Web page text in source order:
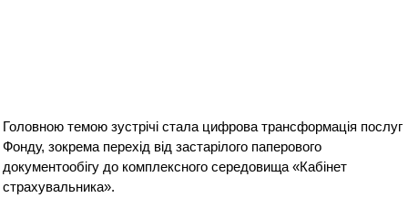
Головною темою зустрічі стала цифрова трансформація послуг
Фонду, зокрема перехід від застарілого паперового
документообігу до комплексного середовища «Кабінет
страхувальника».